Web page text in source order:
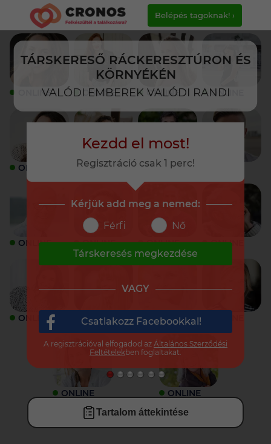
TÁRSKERESŐ RÁCKERESZTÚRON ÉS
KÖRNYÉKÉN
VALÓDI EMBEREK VALÓDI RANDI
Belépés tagoknak! ›
ONLINE ONLINE ONLINE ONLINE
ONLINE ONLINE ONLINE
ONLINE ONLINE ONLINE ONLINE
ONLINE ONLINE ONLINE
ONLINE ONLINE
Tartalom áttekintése
Kezdd el most!
Regisztráció csak 1 perc!
Kérjük add meg a nemed:
Férfi
Nő
Társkeresés megkezdése
VAGY
Csatlakozz Facebookkal!
A regisztrációval elfogadod az Általános Szerződési
Feltételekben foglaltakat.